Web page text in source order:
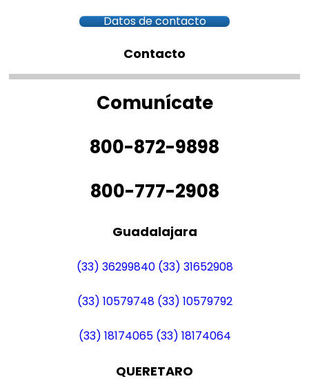
Datos de contacto
Contacto
Comunícate
800-872-9898
800-777-2908
Guadalajara
(33) 36299840 (33) 31652908
(33) 10579748 (33) 10579792
(33) 18174065 (33) 18174064
QUERETARO